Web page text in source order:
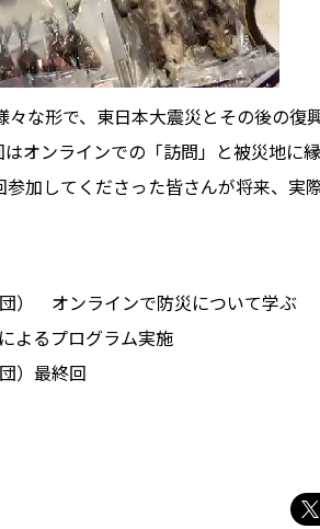
な形で、東日本大震災とその後の復
オンラインでの「訪問」と被災地に
加してくださった皆さんが将来、実
） オンラインで防災について学ぶ
よるプログラム実施
）最終回